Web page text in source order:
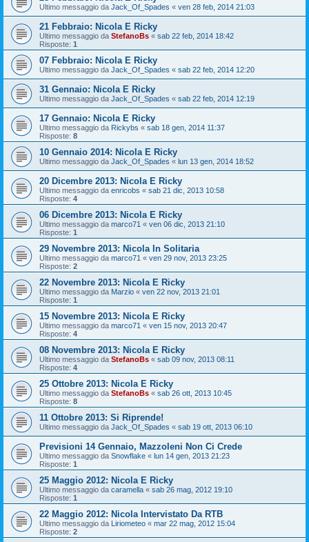
Ultimo messaggio da Jack_Of_Spades « ven 28 feb, 2014 21:03
21 Febbraio: Nicola E Ricky
Ultimo messaggio da StefanoBs « sab 22 feb, 2014 18:42
Risposte: 1
07 Febbraio: Nicola E Ricky
Ultimo messaggio da Jack_Of_Spades « sab 22 feb, 2014 12:20
31 Gennaio: Nicola E Ricky
Ultimo messaggio da Jack_Of_Spades « sab 22 feb, 2014 12:19
17 Gennaio: Nicola E Ricky
Ultimo messaggio da Rickybs « sab 18 gen, 2014 11:37
Risposte: 8
10 Gennaio 2014: Nicola E Ricky
Ultimo messaggio da Jack_Of_Spades « lun 13 gen, 2014 18:52
20 Dicembre 2013: Nicola E Ricky
Ultimo messaggio da enricobs « sab 21 dic, 2013 10:58
Risposte: 4
06 Dicembre 2013: Nicola E Ricky
Ultimo messaggio da marco71 « ven 06 dic, 2013 21:10
Risposte: 1
29 Novembre 2013: Nicola In Solitaria
Ultimo messaggio da marco71 « ven 29 nov, 2013 23:25
Risposte: 2
22 Novembre 2013: Nicola E Ricky
Ultimo messaggio da Marzio « ven 22 nov, 2013 21:01
Risposte: 1
15 Novembre 2013: Nicola E Ricky
Ultimo messaggio da marco71 « ven 15 nov, 2013 20:47
Risposte: 4
08 Novembre 2013: Nicola E Ricky
Ultimo messaggio da StefanoBs « sab 09 nov, 2013 08:11
Risposte: 4
25 Ottobre 2013: Nicola E Ricky
Ultimo messaggio da StefanoBs « sab 26 ott, 2013 10:45
Risposte: 8
11 Ottobre 2013: Si Riprende!
Ultimo messaggio da Jack_Of_Spades « sab 19 ott, 2013 06:10
Previsioni 14 Gennaio, Mazzoleni Non Ci Crede
Ultimo messaggio da Snowflake « lun 14 gen, 2013 21:23
Risposte: 1
25 Maggio 2012: Nicola E Ricky
Ultimo messaggio da caramella « sab 26 mag, 2012 19:10
Risposte: 1
22 Maggio 2012: Nicola Intervistato Da RTB
Ultimo messaggio da Liriometeo « mar 22 mag, 2012 15:04
Risposte: 2